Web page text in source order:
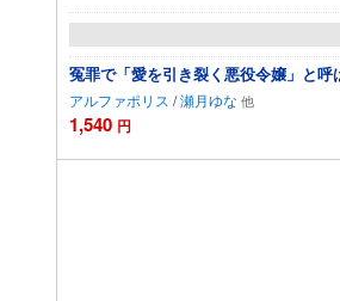
冤罪で「愛を引き裂く悪役令嬢」と
アルファポリス /瀬月ゆな
1,540 円